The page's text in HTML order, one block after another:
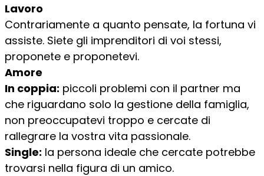
Lavoro
Contrariamente a quanto pensate, la fortuna vi
assiste. Siete gli imprenditori di voi stessi,
proponete e proponetevi.
Amore
In coppia: piccoli problemi con il partner ma
che riguardano solo la gestione della famiglia,
non preoccupatevi troppo e cercate di
rallegrare la vostra vita passionale.
Single: la persona ideale che cercate potrebbe
trovarsi nella figura di un amico.